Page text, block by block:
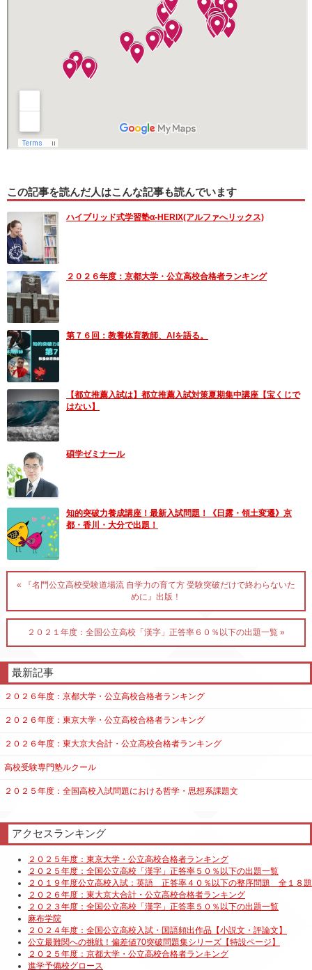
この記事を読んだ人はこんな記事も読んでいます
ハイブリッド式学習塾α-HERIX(アルファへリックス)
２０２６年度：京都大学・公立高校合格者ランキング
第７６回：教養体育教師、AIを語る。
【都立推薦入試は】都立推薦入試対策夏期集中講座【宝くじで
はない】
碩学ゼミナール
知的突破力養成講座！最新入試問題！《日露・領土変遷》京
都・香川・大分で出題！
« 『名門公立高校受験道場流 自学力の育て方 受験突破だけで終わらないた
めに』出版！
２０２１年度：全国公立高校「漢字」正答率６０％以下の出題一覧 »
最新記事
２０２６年度：京都大学・公立高校合格者ランキング
２０２６年度：東京大学・公立高校合格者ランキング
２０２６年度：東大京大合計・公立高校合格者ランキング
高校受験専門塾ルクール
２０２５年度：全国高校入試問題における哲学・思想系課題文
アクセスランキング